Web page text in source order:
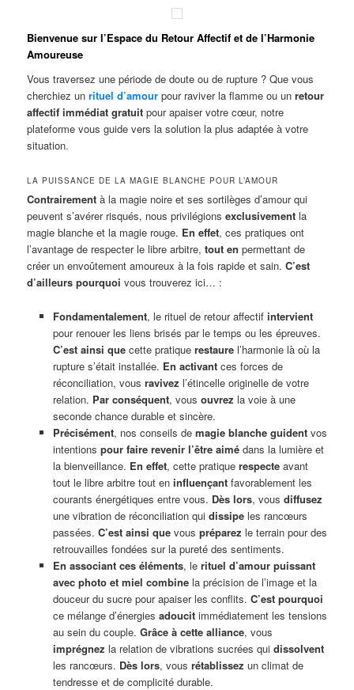
Bienvenue sur l’Espace du Retour Affectif et de l’Harmonie
Amoureuse
Vous traversez une période de doute ou de rupture ? Que vous
cherchiez unrituel d’amour pour raviver la flamme ou unretour
affectif immédiat gratuit pour apaiser votre cœur, notre
plateforme vous guide vers la solution la plus adaptée à votre
situation.
LA PUISSANCE DE LA MAGIE BLANCHE POUR L’AMOUR
Contrairement à la magie noire et ses sortilèges d’amour qui
peuvent s’avérer risqués, nous privilégionsexclusivement la
magie blanche et la magie rouge. En effet, ces pratiques ont
l’avantage de respecter le libre arbitre,tout en permettant de
créer un envoûtement amoureux à la fois rapide et sain.C’est
d’ailleurs pourquoi vous trouverez ici… :
Fondamentalement, le rituel de retour affectif intervient
pour renouer les liens brisés par le temps ou les épreuves.
C’est ainsi quecette pratique restaurel’harmonie là où la
rupture s’était installée. En activantces forces de
réconciliation, vous ravivez l’étincelle originelle de votre
relation. Par conséquent, vous ouvrez la voie à une
seconde chance durable et sincère.
Précisément, nos conseils demagie blanche guidentvos
intentions pour faire revenir l’être aimédans la lumière et
la bienveillance. En effet, cette pratique respecteavant
tout le libre arbitre tout en influençantfavorablement les
courants énergétiques entre vous. Dès lors, vous diffusez
une vibration de réconciliation qui dissipeles rancœurs
passées. C’est ainsi quevous préparez le terrain pour des
retrouvailles fondées sur la pureté des sentiments.
En associant ces éléments, le rituel d’amour puissant
avec photo et miel combinela précision de l’image et la
douceur du sucre pour apaiser les conflits. C’est pourquoi
ce mélange d’énergies adoucitimmédiatement les tensions
au sein du couple. Grâce à cette alliance, vous
imprégnez la relation de vibrations sucrées qui dissolvent
les rancœurs. Dès lors, vous rétablissez un climat de
tendresse et de complicité durable.